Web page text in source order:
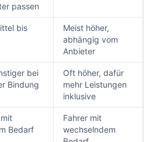
passen
bis
Meist höher,
abhängig vom
Anbieter
bei
Bindung
Oft höher, dafür
mehr Leistungen
inklusive
Bedarf
Fahrer mit
wechselndem